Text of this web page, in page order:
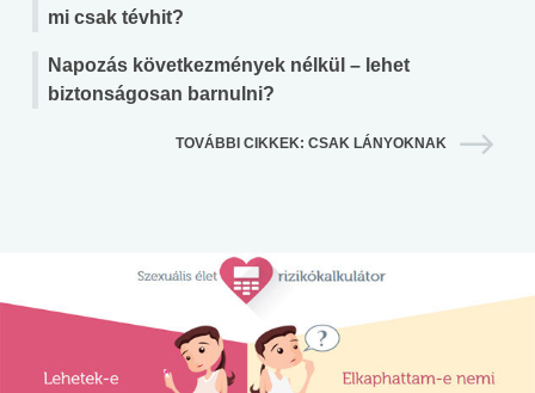
mi csak tévhit?
Napozás következmények nélkül – lehet
biztonságosan barnulni?
TOVÁBBI CIKKEK: CSAK LÁNYOKNAK